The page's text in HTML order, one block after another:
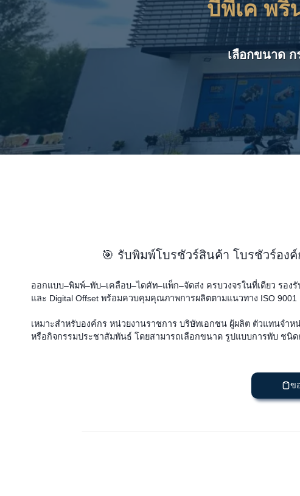
บีพีเค พริ้
เลือกขนาด
🎯 รับพิมพ์โบรชัวร์สินค้า โบรชัวร์อง
ออกแบบ–พิมพ์–พับ–เคลือบ–ไดคัท–แพ็ก–จัดส่ง ครบวงจรในที่เดียว รอ
และ Digital Offset พร้อมควบคุมคุณภาพการผลิตตามแนวทาง ISO 9001
เหมาะสำหรับองค์กร หน่วยงานราชการ บริษัทเอกชน ผู้ผลิต ตัวแทนจ
หรือกิจกรรมประชาสัมพันธ์ โดยสามารถเลือกขนาด รูปแบบการพับ ชนิ
ข